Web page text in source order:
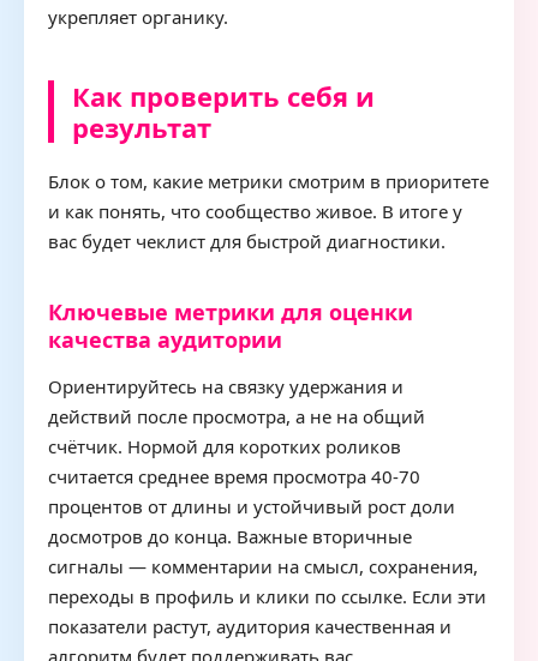
укрепляет органику.
Как проверить себя и
результат
Блок о том, какие метрики смотрим в приоритете
и как понять, что сообщество живое. В итоге у
вас будет чеклист для быстрой диагностики.
Ключевые метрики для оценки
качества аудитории
Ориентируйтесь на связку удержания и
действий после просмотра, а не на общий
счётчик. Нормой для коротких роликов
считается среднее время просмотра 40-70
процентов от длины и устойчивый рост доли
досмотров до конца. Важные вторичные
сигналы — комментарии на смысл, сохранения,
переходы в профиль и клики по ссылке. Если эти
показатели растут, аудитория качественная и
алгоритм будет поддерживать вас.